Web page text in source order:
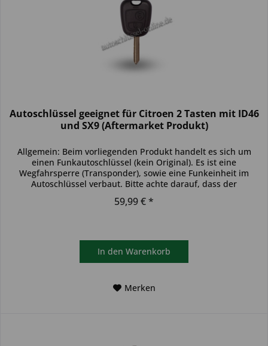
Autoschlüssel geeignet für Citroen 2 Tasten mit ID46
und SX9 (Aftermarket Produkt)
Allgemein: Beim vorliegenden Produkt handelt es sich um
einen Funkautoschlüssel (kein Original). Es ist eine
Wegfahrsperre (Transponder), sowie eine Funkeinheit im
Autoschlüssel verbaut. Bitte achte darauf, dass der
59,99 € *
In den Warenkorb
Merken